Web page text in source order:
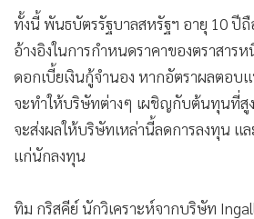
•
กองทุนรวม
•
Celeb Online
Factcheck
• ญี่ปุ่น
• News1
• Gotomanager
ทั้งนี้ พันธบัตรรัฐบาลสหรัฐฯ อายุ 10 ปี
อ้างอิงในการกำหนดราคาของตราสาร
ดอกเบี้ยเงินกู้จำนอง หากอัตราผลตอ
จะทำให้บริษัทต่างๆ เผชิญกับต้นทุนที่สู
จะส่งผลให้บริษัทเหล่านี้ลดการลงทุน แ
แก่นักลงทุน
ทิม กริสคีย์ นักวิเคราะห์จากบริษัท